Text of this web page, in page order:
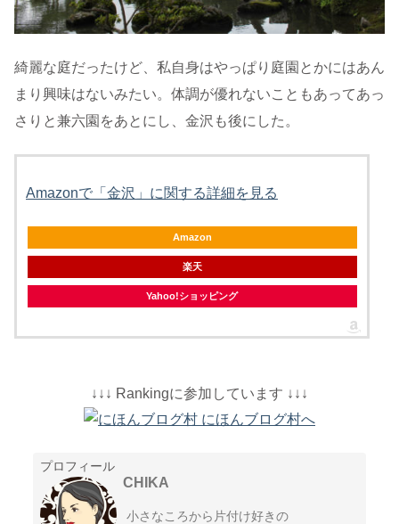
綺麗な庭だったけど、私自身はやっぱり庭園とかにはあん
まり興味はないみたい。体調が優れないこともあってあっ
さりと兼六園をあとにし、金沢も後にした。
Amazonで「金沢」に関する詳細を見る
Amazon
楽天
Yahoo!ショッピング
↓↓↓ Rankingに参加しています ↓↓↓
プロフィール
CHIKA
小さなころから片付け好きの